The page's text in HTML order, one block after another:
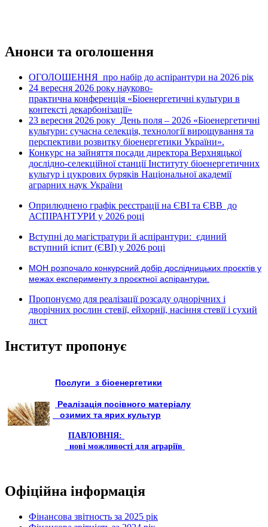
Анонси та оголошення
ОГОЛОШЕННЯ про набір до аспірантури на 2026 рік
24 вересня 2026 року науково-
практична конференція «Біоенергетичні культури в
контексті декарбонізації»
23 вересня 2026 року День поля – 2026 «Біоенергетичні
культури: сучасна селекція, технології вирощування та
перспективи розвитку біоенергетики України».
Конкурс на зайняття посади директора Верхняцької
дослідно-селекційної станції Інституту біоенергетичних
культур і цукрових буряків Національної академії
аграрних наук України
Оприлюднено графік реєстрації на ЄВІ та ЄВВ до
АСПІРАНТУРИ у 2026 році
Вступні до магістратури й аспірантури: єдиний
вступний іспит (ЄВІ) у 2026 році
МОН розпочало конкурсний добір дослідницьких проєктів у
межах експерименту з проєктної аспірантури.
Пропонуємо для реалізації розсаду однорічних і
дворічних рослин стевії, ейхорнії, насіння стевії і сухий
лист
Інститут пропонує
Послуги з біоенергетики
Реалізація посівного матеріалу
озимих та ярих культур
ПАВЛОВНІЯ:
нові можливості для аграріїв
Офіційна інформація
Фінансова звітность за 2025 рік